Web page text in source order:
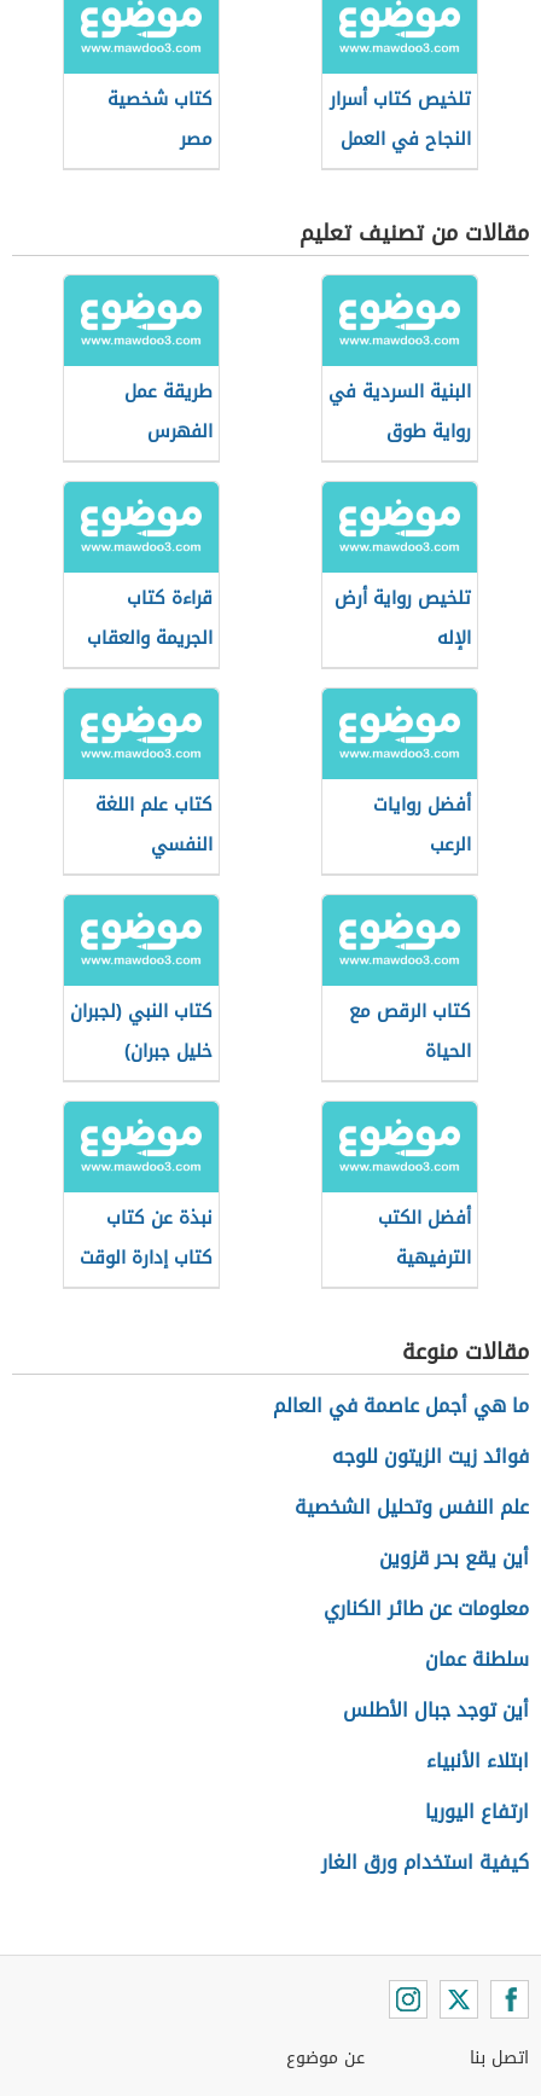
تلخيص كتاب أسرار
النجاح في العمل
كتاب شخصية
مصر
مقالات من تصنيف تعليم
البنية السردية في
رواية طوق
الياسمين
طريقة عمل
الفهرس
تلخيص رواية أرض
الإله
قراءة كتاب
الجريمة والعقاب
أفضل روايات
الرعب
كتاب علم اللغة
النفسي
تشومسكي
كتاب الرقص مع
الحياة
كتاب النبي (لجبران
خليل جبران)
أفضل الكتب
الترفيهية
للأطفال
نبذة عن كتاب
كتاب إدارة الوقت
لطارق سويدان
مقالات منوعة
ما هي أجمل عاصمة في العالم
فوائد زيت الزيتون للوجه
علم النفس وتحليل الشخصية
أين يقع بحر قزوين
معلومات عن طائر الكناري
سلطنة عمان
أين توجد جبال الأطلس
ابتلاء الأنبياء
ارتفاع اليوريا
كيفية استخدام ورق الغار
اتصل بنا
عن موضوع